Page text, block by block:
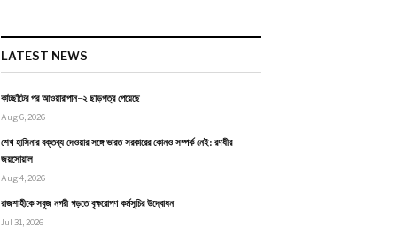
LATEST NEWS
কাটছাঁটের পর আওয়ারাপান-২ ছাড়পত্র পেয়েছে
Aug 6, 2026
শেখ হাসিনার বক্তব্য দেওয়ার সঙ্গে ভারত সরকারের কোনও সম্পর্ক নেই: রণধীর
জয়সোয়াল
Aug 4, 2026
রাজশাহীকে সবুজ নগরী গড়তে বৃক্ষরোপণ কর্মসূচির উদ্বোধন
Jul 31, 2026